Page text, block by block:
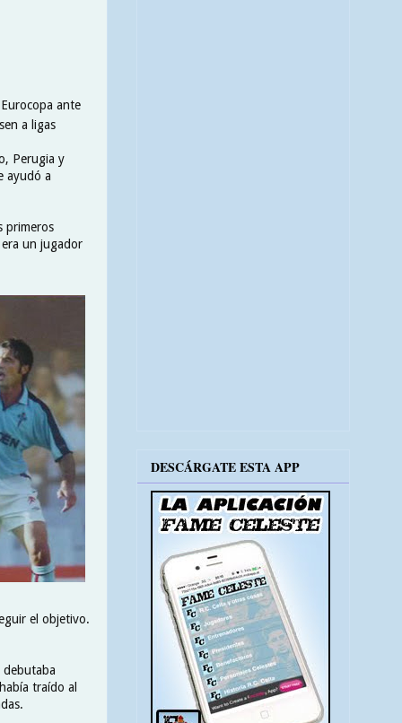
ante
a ligas
Perugia y
ayudó a
primeros
un jugador
el objetivo.
debutaba
traído al
DESCÁRGATE ESTA APP